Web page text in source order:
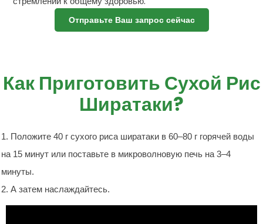
Отправьте Ваш запрос сейчас
Как Приготовить Сухой Рис
Ширатаки?
1. Положите 40 г сухого риса ширатаки в 60–80 г горячей воды
на 15 минут или поставьте в микроволновую печь на 3–4
минуты.
2. А затем наслаждайтесь.